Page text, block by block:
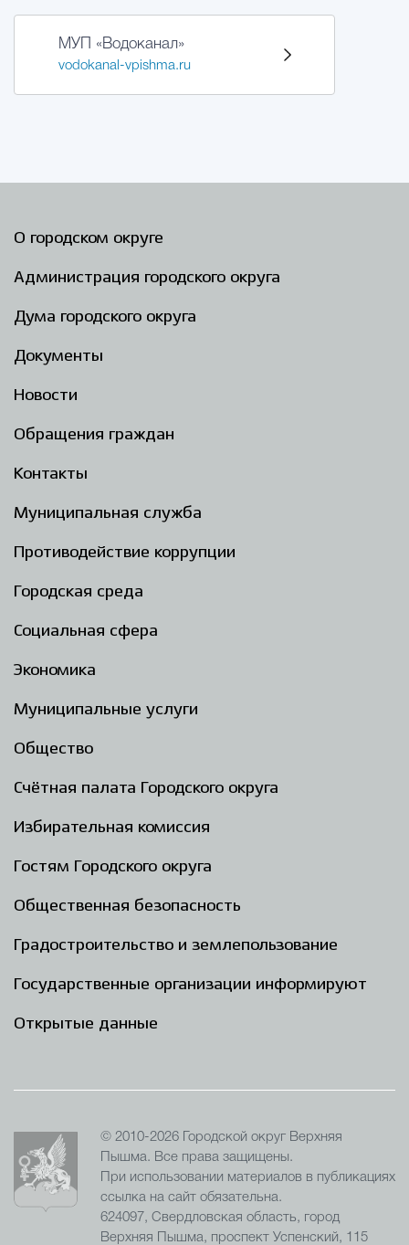
МУП «Водоканал»
vodokanal-vpishma.ru
О городском округе
Администрация городского округа
Дума городского округа
Документы
Новости
Обращения граждан
Контакты
Муниципальная служба
Противодействие коррупции
Городская среда
Социальная сфера
Экономика
Муниципальные услуги
Общество
Счётная палата Городского округа
Избирательная комиссия
Гостям Городского округа
Общественная безопасность
Градостроительство и землепользование
Государственные организации информируют
Открытые данные
© 2010-2026 Городской округ Верхняя
Пышма. Все права защищены.
При использовании материалов в публикациях
ссылка на сайт обязательна.
624097, Свердловская область, город
Верхняя Пышма, проспект Успенский, 115